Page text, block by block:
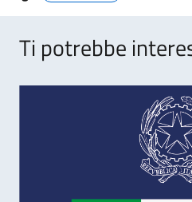
Ti potrebbe